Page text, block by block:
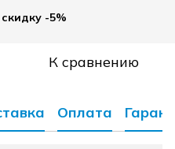
-5%
К сравнению
Оплата